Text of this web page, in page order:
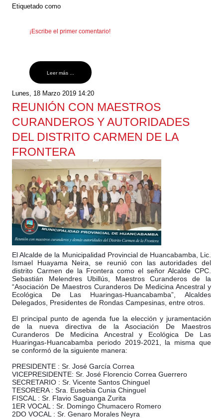
Etiquetado como
¡Escribe el primer comentario!
Leer más ...
Lunes, 18 Marzo 2019 14:20
REUNIÓN CON MAESTROS
CURANDEROS Y AUTORIDADES
DEL DISTRITO CARMEN DE LA
FRONTERA
El Alcalde de la Municipalidad Provincial de Huancabamba, Lic.
Ismael Huayama Neira, se reunió con las autoridades del
distrito Carmen de la Frontera como el señor Alcalde CPC.
Sebastián Melendres Ubillús, Maestros Curanderos de la
“Asociación De Maestros Curanderos De Medicina Ancestral y
Ecológica De Las Huaringas-Huancabamba”, Alcaldes
Delegados, Presidentes de Rondas Campesinas, entre otros.
El principal punto de agenda fue la elección y juramentación
de la nueva directiva de la Asociación De Maestros
Curanderos De Medicina Ancestral y Ecológica De Las
Huaringas-Huancabamba periodo 2019-2021, la misma que
se conformó de la siguiente manera:
PRESIDENTE : Sr. José García Correa
VICEPRESIDENTE: Sr. José Florencio Correa Guerrero
SECRETARIO : Sr. Vicente Santos Chinguel
TESORERA : Sra. Eusebia Cunia Chinguel
FISCAL : Sr. Flavio Saguanga Zurita
1ER VOCAL : Sr. Domingo Chumacero Romero
2DO VOCAL : Sr. Genaro Morales Neyra